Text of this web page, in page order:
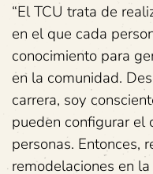
“El TCU trata de
en el que cada
conocimiento para
en la comunidad.
carrera, soy
pueden configurar el
personas. Entonces,
remodelaciones en